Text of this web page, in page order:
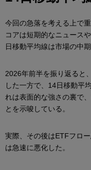
今回の急落を考える上で
コアは短期的なニュース
日移動平均線は市場の中
2026年前半を振り返ると
した一方で、14日移動平
れは表面的な強さの裏で
とを示唆している。
実際、その後はETFフロ
は急速に悪化した。